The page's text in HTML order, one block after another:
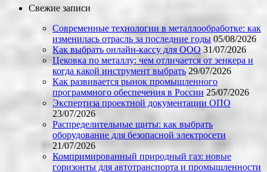
Свежие записи
Современные технологии в металлообработке: как
изменилась отрасль за последние годы 05/08/2026
Как выбрать онлайн-кассу для ООО 31/07/2026
Цековка по металлу: чем отличается от зенкера и
когда какой инструмент выбрать 29/07/2026
Как развивается рынок промышленного
программного обеспечения в России 25/07/2026
Экспертиза проектной документации ОПО
23/07/2026
Распределительные щиты: как выбрать
оборудование для безопасной электросети
21/07/2026
Компримированный природный газ: новые
горизонты для автотранспорта и промышленности